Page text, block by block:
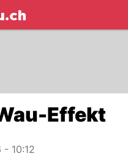
NAU.ch
Effekt
10:12